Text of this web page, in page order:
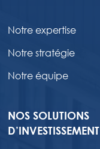
Notre expertise
Notre stratégie
Notre équipe
NOS SOLUTIONS
D’INVESTISSEMENT